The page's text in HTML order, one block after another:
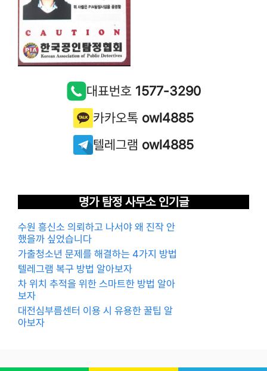
대표번호 1577-3290
카카오톡 owl4885
텔레그램 owl4885
명가 탐정 사무소 인기글
수원 흥신소 의뢰하고 나서야 왜 진작 안
했을까 싶었습니다
가출청소년 문제를 해결하는 4가지 방법
텔레그램 복구 방법 알아보자
차 위치 추적을 위한 스마트한 방법 알아
보자
대전심부름센터 이용 시 유용한 꿀팁 알
아보자